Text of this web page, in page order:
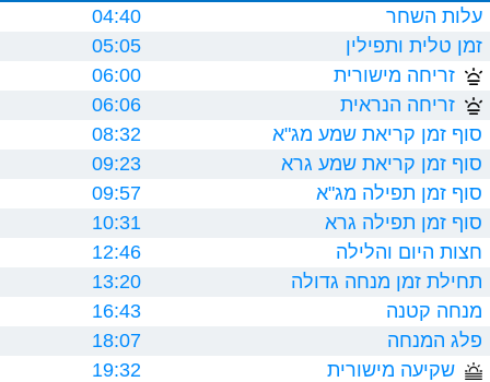
עלות השחר
04:40
זמן טלית ותפילין
05:05
זריחה מישורית
06:00
זריחה הנראית
06:06
סוף זמן קריאת שמע מג"א
08:32
סוף זמן קריאת שמע גרא
09:23
סוף זמן תפילה מג"א
09:57
סוף זמן תפילה גרא
10:31
חצות היום והלילה
12:46
תחילת זמן מנחה גדולה
13:20
מנחה קטנה
16:43
פלג המנחה
18:07
שקיעה מישורית
19:32